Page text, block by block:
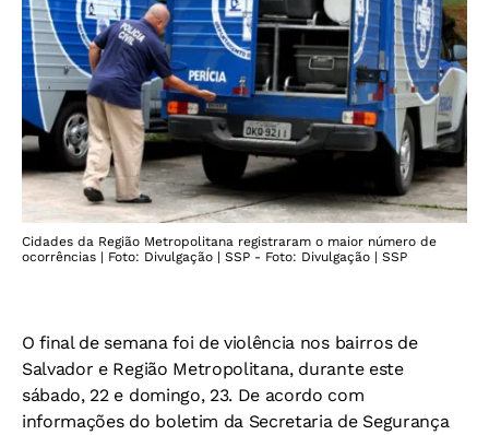
Cidades da Região Metropolitana registraram o maior número de
ocorrências | Foto: Divulgação | SSP - Foto: Divulgação | SSP
O final de semana foi de violência nos bairros de
Salvador e Região Metropolitana, durante este
sábado, 22 e domingo, 23. De acordo com
informações do boletim da Secretaria de Segurança